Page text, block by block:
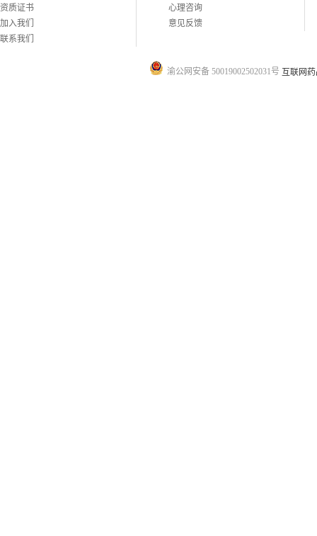
资质证书
加入我们
联系我们
心理咨询
意见反馈
渝公网安备 50019002502031号 互联网